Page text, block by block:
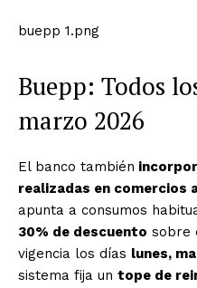
buepp 1.png
Buepp: Todos
marzo 2026
El banco también
realizadas en comercios
apunta a consumos
30% de descuento sobre
vigencia los días lunes,
sistema fija un tope de